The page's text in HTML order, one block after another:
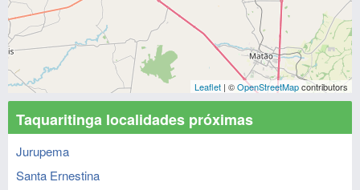
Leaflet | ©OpenStreetMapcontributors
Taquaritinga localidades próximas
Jurupema
Santa Ernestina